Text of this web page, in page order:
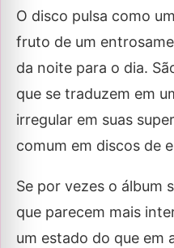
O disco pulsa como
fruto de um
da noite para o dia.
que se traduzem em
irregular em suas
comum em discos de
Se por vezes o álbum
que parecem mais
um estado do que em